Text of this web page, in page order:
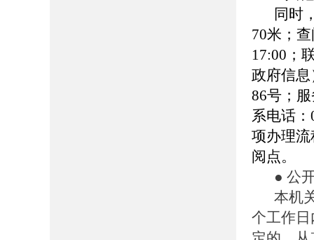
同时
70米；
17:00；
政府信
86号；
系电话
项办理
阅点。
● 公
本机
个工作